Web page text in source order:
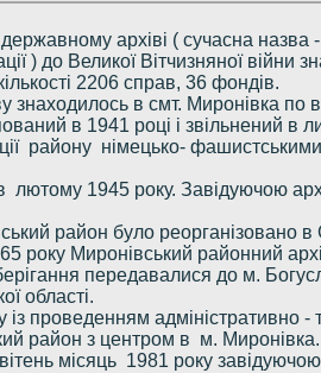
архіві ( сучасна назва -
) до Великої Вітчизняної війни
2206 справ, 36 фондів.
знаходилось в смт. Миронівка по
в 1941 році і звільнений в
району німецько-
лютому 1945 року. Завідуючою
район було реорганізовано в
року Миронівський районний
передавалися до м.
області.
із проведенням адміністративно
район з центром в м. Миронівка.
місяць 1981 року